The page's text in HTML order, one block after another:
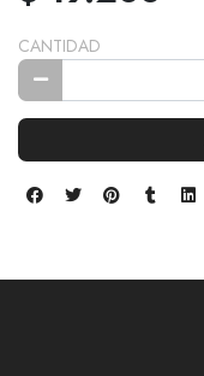
CANTIDAD